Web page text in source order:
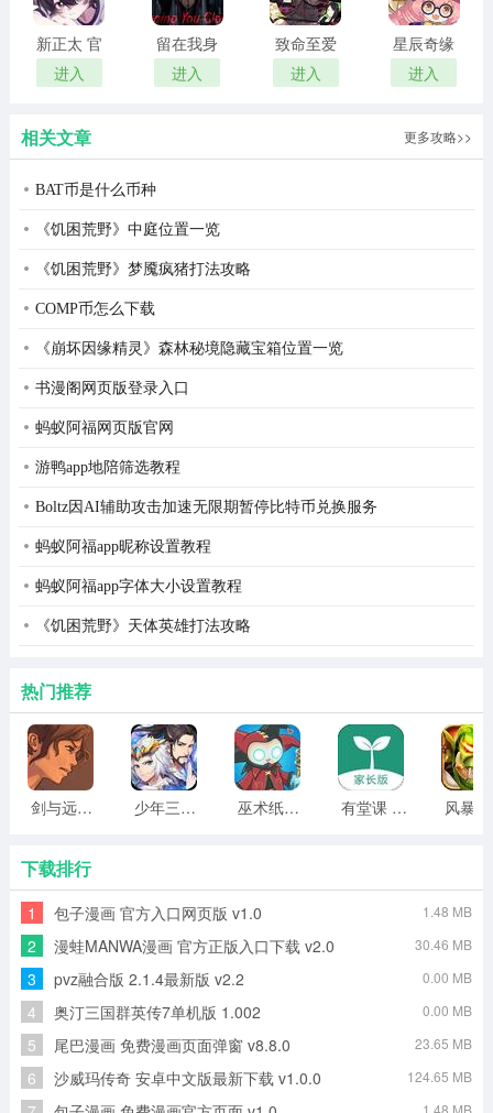
天涯社区app内容
1、浏览热门话题：用户可以在天涯社区应用程序中浏览各
种热门话题，了解最新的社会动态和网民的意见，也可以
2、发布更新和文章：用户可以在个人主页上发布自己的更
新和文章，分享他们的生活经历、见解和想法。其他用户
可以点赞、评论和转发这些内容，形成良好的互动。
3、参与社区活动：天涯社区应用程序定期举办各种在线活
动，如征文比赛、专题讨论等。用户可以根据自己的兴趣
参与，并获得丰厚的奖励和荣誉。
4、内容质量高：收集了众多网民的高质量内容和意见，让
新正太 官
方正版
进入
留在我身
边
进入
致命至爱
汉化版
进入
星辰奇缘
最新版
进入
相关文章 更多攻略>>
BAT币是什么币种
《饥困荒野》中庭位置一览
《饥困荒野》梦魇疯猪打法攻略
COMP币怎么下载
《崩坏因缘精灵》森林秘境隐藏宝箱位置一览
书漫阁网页版登录入口
蚂蚁阿福网页版官网
游鸭app地陪筛选教程
Boltz因AI辅助攻击加速无限期暂停比特币兑换服务
蚂蚁阿福app昵称设置教程
蚂蚁阿福app字体大小设置教程
《饥困荒野》天体英雄打法攻略
热门推荐
剑与远行人全角色版 vv1.14 少年三国志2无限元宝版最新版 vv5.3.9 巫术纸牌游戏 vv1.1.14 有堂课 v1.2.2
下载排行
1 包子漫画 官方入口网页版 v1.0 1.48 MB
2 漫蛙MANWA漫画 官方正版入口下载 v2.0 30.46 MB
3 pvz融合版 2.1.4最新版 v2.2 0.00 MB
4 奥汀三国群英传7单机版 1.002 0.00 MB
5 尾巴漫画 免费漫画页面弹窗 v8.8.0 23.65 MB
6 沙威玛传奇 安卓中文版最新下载 v1.0.0 124.65 MB
1.48 MB